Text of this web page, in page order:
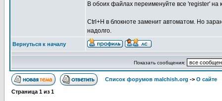
В обоих файлах переименуйте все 'register' на
Ctrl+H в блокноте заменит автоматом. Но
надолго.
Вернуться к началу
Показать сообщения:
Список форумов malchish.org -> О сайте
Страница 1 из 1